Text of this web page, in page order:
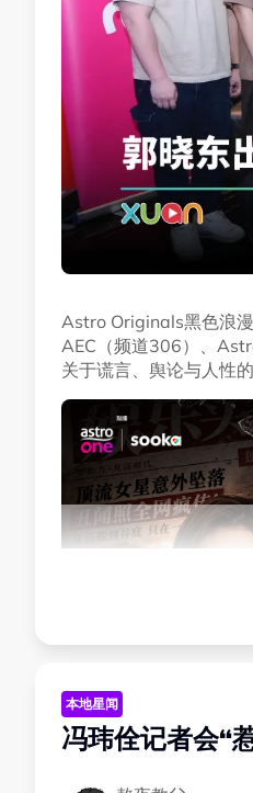
Astro Originals黑色浪
AEC（频道306）、
关于谎言、舆论与人性的
本地星闻
冯玮佺记者会“